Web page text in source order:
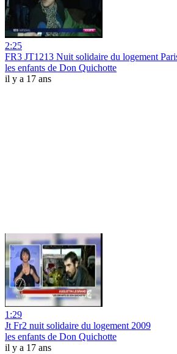
2:25
FR3 JT1213 Nuit solidaire du logement
les enfants de Don Quichotte
il y a 17 ans
1:29
Jt Fr2 nuit solidaire du logement 2009
les enfants de Don Quichotte
il y a 17 ans